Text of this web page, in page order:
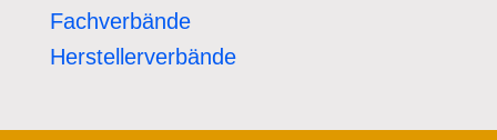
Fachverbände
Herstellerverbände